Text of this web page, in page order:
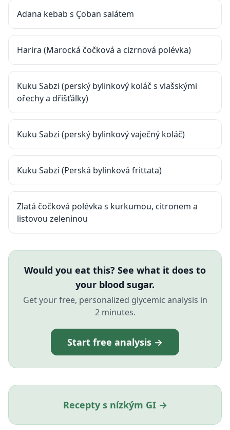
Adana kebab s Çoban salátem
Harira (Marocká čočková a cizrnová polévka)
Kuku Sabzi (perský bylinkový koláč s vlašskými
ořechy a dřišťálky)
Kuku Sabzi (perský bylinkový vaječný koláč)
Kuku Sabzi (Perská bylinková frittata)
Zlatá čočková polévka s kurkumou, citronem a
listovou zeleninou
Would you eat this? See what it does to
your blood sugar.
Get your free, personalized glycemic analysis in
2 minutes.
Start free analysis →
Recepty s nízkým GI →